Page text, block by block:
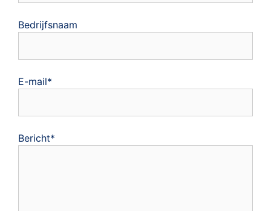
Bedrijfsnaam
E-mail*
Bericht*